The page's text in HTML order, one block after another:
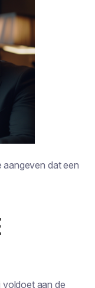
aangeven dat een
voldoet aan de